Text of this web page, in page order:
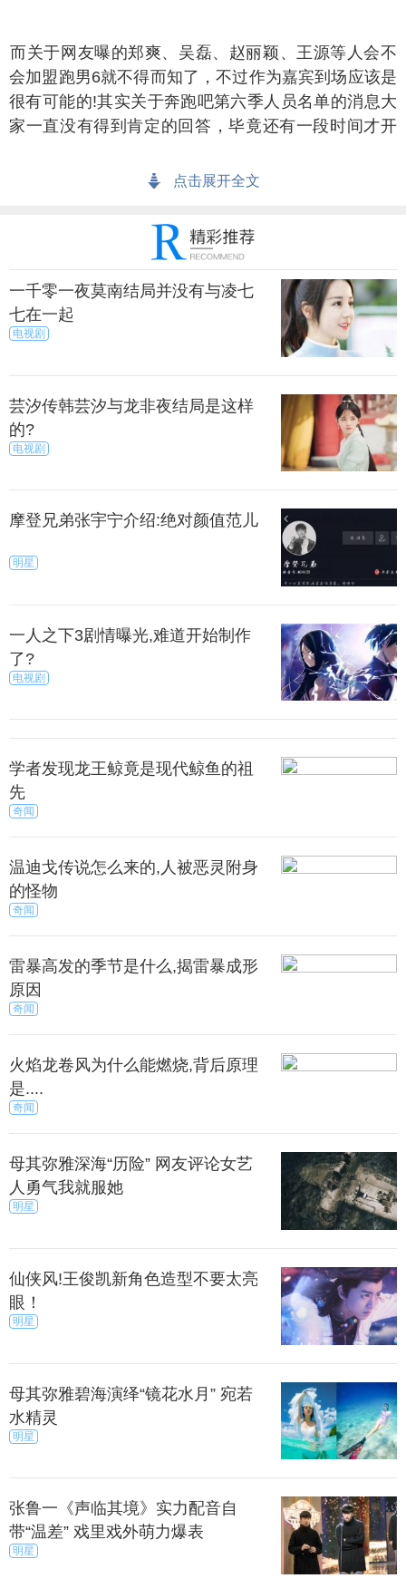
于网友曝的郑爽、吴磊、赵丽颖、王源等人会不
会加盟跑男6就不得而知了，不过作为嘉宾到场应该是
很有可能的!其实关于奔跑吧第六季人员名单的消息大
家一直没有得到肯定的回答，毕竟还有一段时间才开
的消息是李晨在《空天猎》宣传时曝出的，当天
李晨回答了一位粉丝的问题，称：在2018年的春节前
后，跑男将会开始第6季的录制工作。鹿晗迪丽热巴是
否还在这个还真不知道，随后又说了一句大家喜欢的
人应该都在，估计跑男8人组十有八九又会重聚了吧。
超发了一篇微博“跑男最新名单”，引起很多网友的
关注。随后奔跑吧官微转发了邓超的微博，并以“奔
奔、奔奔、奔奔”与邓超互动。这样看来，跑男还有下
一季应该是毋庸置疑的事了，而下一季跑男的成员也
其然，大约3个小时后，微博网友就曝出《奔跑
吧》最新一季成员名单，微博原文称：“独家消息，跑
男6确定大换血，确定，邓超，陈赫，王源，王祖蓝，
迪丽热巴，杨颖，李晨，吴磊，第一期，确定鹿晗不
参加节目录制，2018年3月底录制 。”
会继续录制下一季，新加入的跑男成员是王源和吴
磊。今朝必然的人有邓超，陈赫还有热巴，此刻的鹿
晗有了爱情，并且和跑男的契约到期，不知可否回
也有很多网友，对新来的嘉宾提出质疑，甚至有
网友称：跑男都是大人王源撕不过他们呀！而且该消
点击展开全文
一千零一夜莫南结局并没有与凌七
七在一起
电视剧
芸汐传韩芸汐与龙非夜结局是这样
的?
电视剧
摩登兄弟张宇宁介绍:绝对颜值范儿
明星
一人之下3剧情曝光,难道开始制作
了?
电视剧
学者发现龙王鲸竟是现代鲸鱼的祖
先
奇闻
温迪戈传说怎么来的,人被恶灵附身
的怪物
奇闻
雷暴高发的季节是什么,揭雷暴成形
原因
奇闻
火焰龙卷风为什么能燃烧,背后原理
是....
奇闻
母其弥雅深海“历险” 网友评论女艺
人勇气我就服她
明星
仙侠风!王俊凯新角色造型不要太亮
眼！
明星
母其弥雅碧海演绎“镜花水月” 宛若
水精灵
明星
张鲁一《声临其境》实力配音自
带“温差” 戏里戏外萌力爆表
明星